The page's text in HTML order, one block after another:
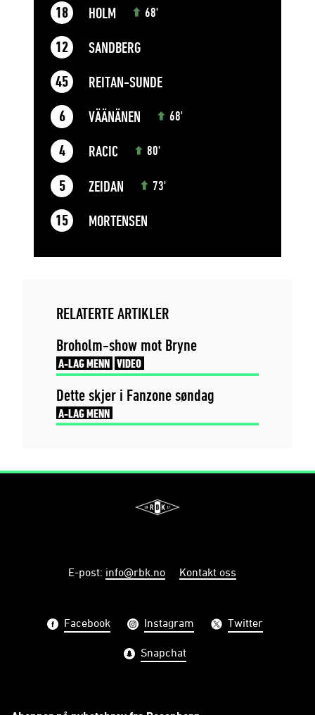
18 HOLM 68'
12 SANDBERG
45 REITAN-SUNDE
6 VÄÄNÄNEN 68'
4 RACIC 80'
5 ZEIDAN 73'
15 MORTENSEN
RELATERTE ARTIKLER
Broholm-show mot Bryne
A-LAG MENN VIDEO
Dette skjer i Fanzone søndag
A-LAG MENN
E-post: info@rbk.no Kontakt oss
Facebook Instagram Twitter
Snapchat